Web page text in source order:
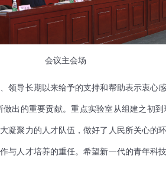
会议主会场
领导长期以来给予的支持和帮助表示衷心
出的重要贡献。重点实验室从组建之初
凝聚力的人才队伍，做好了人民所关心
人才培养的重任。希望新一代的青年科